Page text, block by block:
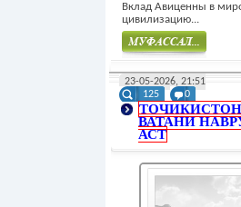
Вклад Авиценны в
цивилизацию...
Муфасал
23-05-2026, 21:51
125
0
ТОЧИКИСТОН
ВАТАНИ
АСТ